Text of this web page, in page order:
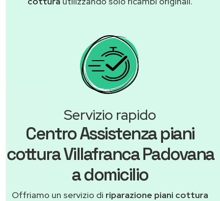
Servizio rapido
Centro Assistenza piani
cottura Villafranca Padovana
a domicilio
Offriamo un servizio di riparazione piani cottura